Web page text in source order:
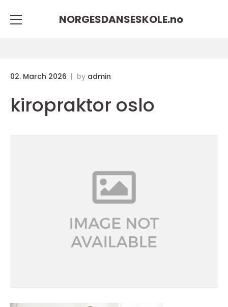
NORGESDANSESKOLE.no
02. March 2026 by admin
kiropraktor oslo